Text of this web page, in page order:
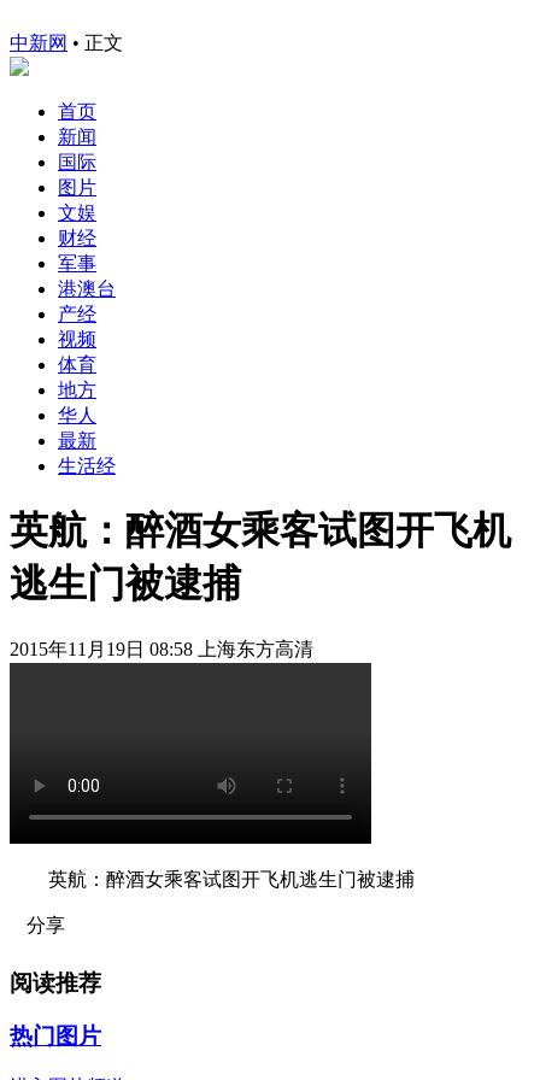
中新网 • 正文
首页
新闻
国际
图片
文娱
财经
军事
港澳台
产经
视频
体育
地方
华人
最新
生活经
英航：醉酒女乘客试图开飞机
逃生门被逮捕
2015年11月19日 08:58 上海东方高清
英航：醉酒女乘客试图开飞机逃生门被逮捕
分享
阅读推荐
热门图片